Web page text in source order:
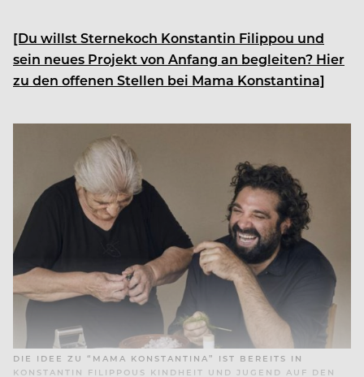
[Du willst Sternekoch Konstantin Filippou und
sein neues Projekt von Anfang an begleiten? Hier
zu den offenen Stellen bei Mama Konstantina]
DIE IDEE ZU “MAMA KONSTANTINA” IST BEREITS IN
KONSTANTIN FILIPPOUS KINDHEIT UND JUGEND AUF DEN